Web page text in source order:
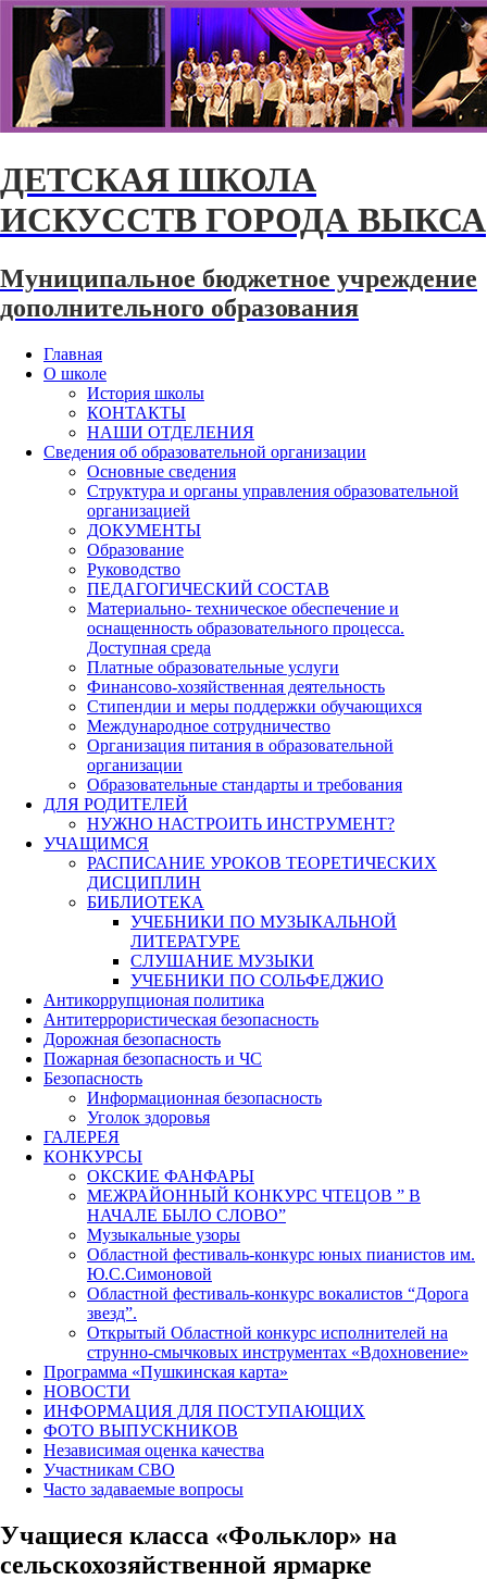
ДЕТСКАЯ ШКОЛА
ИСКУССТВ ГОРОДА ВЫКСА
Муниципальное бюджетное учреждение
дополнительного образования
Главная
О школе
История школы
КОНТАКТЫ
НАШИ ОТДЕЛЕНИЯ
Сведения об образовательной организации
Основные сведения
Структура и органы управления образовательной
организацией
ДОКУМЕНТЫ
Образование
Руководство
ПЕДАГОГИЧЕСКИЙ СОСТАВ
Материально- техническое обеспечение и
оснащенность образовательного процесса.
Доступная среда
Платные образовательные услуги
Финансово-хозяйственная деятельность
Стипендии и меры поддержки обучающихся
Международное сотрудничество
Организация питания в образовательной
организации
Образовательные стандарты и требования
ДЛЯ РОДИТЕЛЕЙ
НУЖНО НАСТРОИТЬ ИНСТРУМЕНТ?
УЧАЩИМСЯ
РАСПИСАНИЕ УРОКОВ ТЕОРЕТИЧЕСКИХ
ДИСЦИПЛИН
БИБЛИОТЕКА
УЧЕБНИКИ ПО МУЗЫКАЛЬНОЙ
ЛИТЕРАТУРЕ
СЛУШАНИЕ МУЗЫКИ
УЧЕБНИКИ ПО СОЛЬФЕДЖИО
Антикоррупционая политика
Антитеррористическая безопасность
Дорожная безопасность
Пожарная безопасность и ЧС
Безопасность
Информационная безопасность
Уголок здоровья
ГАЛЕРЕЯ
КОНКУРСЫ
ОКСКИЕ ФАНФАРЫ
МЕЖРАЙОННЫЙ КОНКУРС ЧТЕЦОВ ” В
НАЧАЛЕ БЫЛО СЛОВО”
Музыкальные узоры
Областной фестиваль-конкурс юных пианистов им.
Ю.С.Симоновой
Областной фестиваль-конкурс вокалистов “Дорога
звезд”.
Открытый Областной конкурс исполнителей на
струнно-смычковых инструментах «Вдохновение»
Программа «Пушкинская карта»
НОВОСТИ
ИНФОРМАЦИЯ ДЛЯ ПОСТУПАЮЩИХ
ФОТО ВЫПУСКНИКОВ
Независимая оценка качества
Участникам СВО
Часто задаваемые вопросы
Учащиеся класса «Фольклор» на
сельскохозяйственной ярмарке